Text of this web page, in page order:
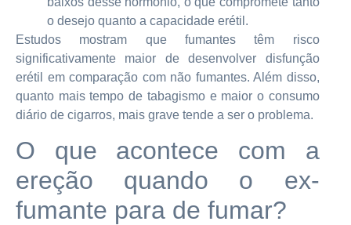
o desejo quanto a capacidade erétil.
Estudos mostram que fumantes têm risco
significativamente maior de desenvolver disfunção
erétil em comparação com não fumantes. Além disso,
quanto mais tempo de tabagismo e maior o consumo
diário de cigarros, mais grave tende a ser o problema.
O que acontece com a
ereção quando o ex-
fumante para de fumar?